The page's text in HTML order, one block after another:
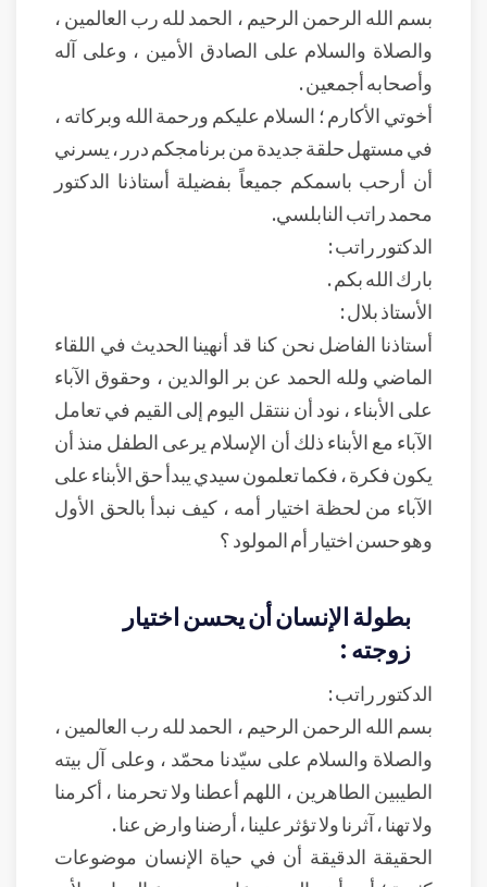
بسم الله الرحمن الرحيم ، الحمد لله رب العالمين ،
والصلاة والسلام على الصادق الأمين ، وعلى آله
وأصحابه أجمعين .
أخوتي الأكارم ؛ السلام عليكم ورحمة الله وبركاته ،
في مستهل حلقة جديدة من برنامجكم درر ، يسرني
أن أرحب باسمكم جميعاً بفضيلة أستاذنا الدكتور
محمد راتب النابلسي.
الدكتور راتب :
بارك الله بكم .
الأستاذ بلال :
أستاذنا الفاضل نحن كنا قد أنهينا الحديث في اللقاء
الماضي ولله الحمد عن بر الوالدين ، وحقوق الآباء
على الأبناء ، نود أن ننتقل اليوم إلى القيم في تعامل
الآباء مع الأبناء ذلك أن الإسلام يرعى الطفل منذ أن
يكون فكرة ، فكما تعلمون سيدي يبدأ حق الأبناء على
الآباء من لحظة اختيار أمه ، كيف نبدأ بالحق الأول
وهو حسن اختيار أم المولود ؟
بطولة الإنسان أن يحسن اختيار
زوجته :
الدكتور راتب :
بسم الله الرحمن الرحيم ، الحمد لله رب العالمين ،
والصلاة والسلام على سيّدنا محمّد ، وعلى آل بيته
الطيبين الطاهرين ، اللهم أعطنا ولا تحرمنا ، أكرمنا
ولا تهنا ، آثرنا ولا تؤثر علينا ، أرضنا وارض عنا .
الحقيقة الدقيقة أن في حياة الإنسان موضوعات